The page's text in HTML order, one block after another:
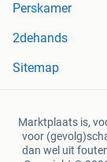
Perskamer
2dehands
Sitemap
Marktplaats is,
voor
dan wel uit